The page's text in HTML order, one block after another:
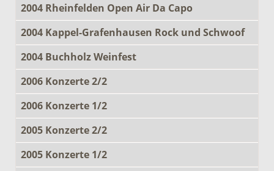
2004 Rheinfelden Open Air Da Capo
2004 Kappel-Grafenhausen Rock und Schwoof
2004 Buchholz Weinfest
2006 Konzerte 2/2
2006 Konzerte 1/2
2005 Konzerte 2/2
2005 Konzerte 1/2